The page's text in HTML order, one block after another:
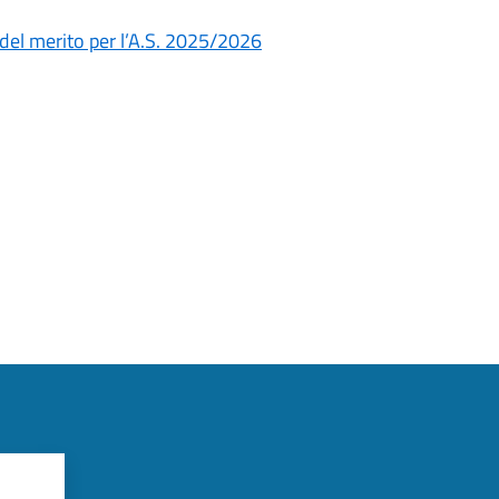
merito per l’A.S. 2025/2026